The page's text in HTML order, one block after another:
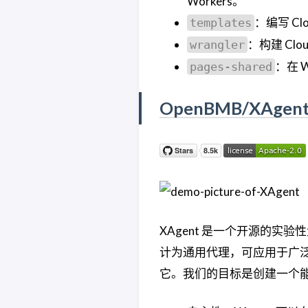
templates ：编写
wrangler ：构建
pages-shared ：在
OpenBMB/
XAgent 是一个开源的实验
计为通用代理，可应用于广
它。我们的目标是创建一个